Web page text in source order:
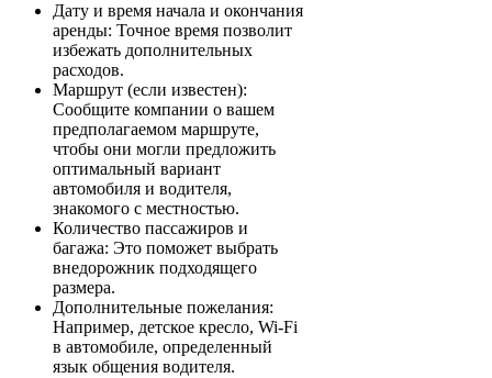
Дату и время начала и окончания
аренды: Точное время позволит
избежать дополнительных
расходов.
Маршрут (если известен):
Сообщите компании о вашем
предполагаемом маршруте,
чтобы они могли предложить
оптимальный вариант
автомобиля и водителя,
знакомого с местностью.
Количество пассажиров и
багажа: Это поможет выбрать
внедорожник подходящего
размера.
Дополнительные пожелания:
Например, детское кресло, Wi-Fi
в автомобиле, определенный
язык общения водителя.